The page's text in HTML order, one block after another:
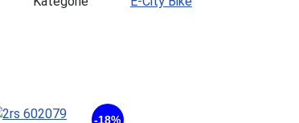
-18%